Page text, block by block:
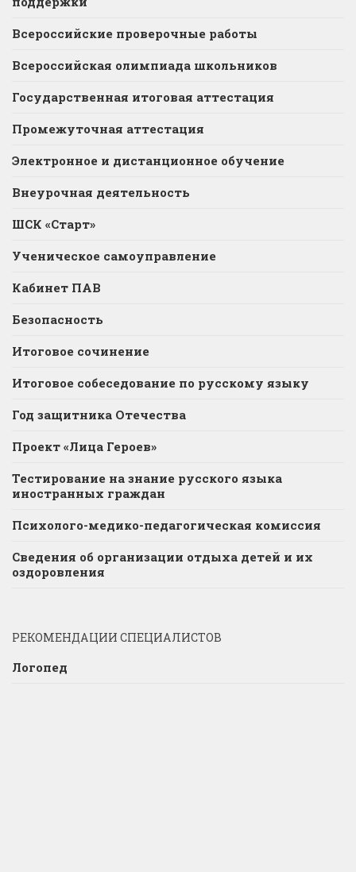
Всероссийские проверочные работы
Всероссийская олимпиада школьников
Государственная итоговая аттестация
Промежуточная аттестация
Электронное и дистанционное обучение
Внеурочная деятельность
ШСК «Старт»
Ученическое самоуправление
Кабинет ПАВ
Безопасность
Итоговое сочинение
Итоговое собеседование по русскому языку
Год защитника Отечества
Проект «Лица Героев»
Тестирование на знание русского языка
иностранных граждан
Психолого-медико-педагогическая комиссия
Сведения об организации отдыха детей и их
оздоровления
РЕКОМЕНДАЦИИ СПЕЦИАЛИСТОВ
Логопед